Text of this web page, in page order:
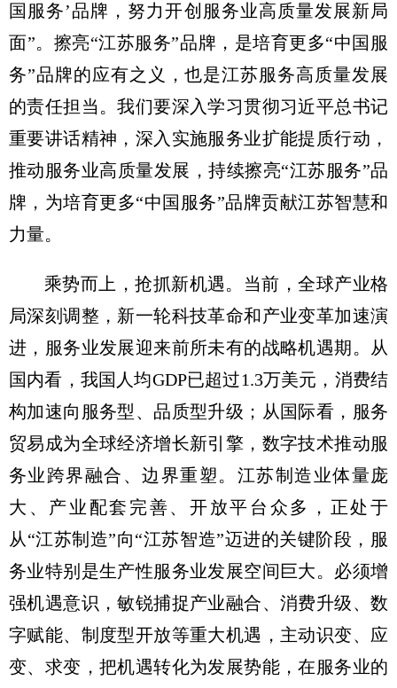
国服务’品牌，努力开创服务业高质量发展新局
面”。擦亮“江苏服务”品牌，是培育更多“中国服
务”品牌的应有之义，也是江苏服务高质量发展
的责任担当。我们要深入学习贯彻习近平总书记
重要讲话精神，深入实施服务业扩能提质行动，
推动服务业高质量发展，持续擦亮“江苏服务”品
牌，为培育更多“中国服务”品牌贡献江苏智慧和
力量。
乘势而上，抢抓新机遇。当前，全球产业格
局深刻调整，新一轮科技革命和产业变革加速演
进，服务业发展迎来前所未有的战略机遇期。从
国内看，我国人均GDP已超过1.3万美元，消费结
构加速向服务型、品质型升级；从国际看，服务
贸易成为全球经济增长新引擎，数字技术推动服
务业跨界融合、边界重塑。江苏制造业体量庞
大、产业配套完善、开放平台众多，正处于
从“江苏制造”向“江苏智造”迈进的关键阶段，服
务业特别是生产性服务业发展空间巨大。必须增
强机遇意识，敏锐捕捉产业融合、消费升级、数
字赋能、制度型开放等重大机遇，主动识变、应
变、求变，把机遇转化为发展势能，在服务业的